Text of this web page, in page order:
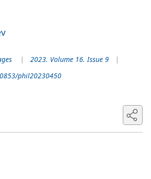
2023. Volume 16. Issue 9
phil20230450